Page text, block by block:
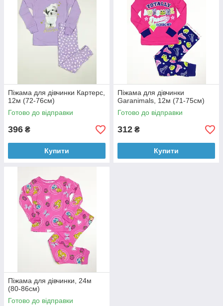
Піжама для дівчинки Картерс,
12м (72-76см)
Готово до відправки
396 ₴
Купити
Піжама для дівчинки
Garanimals, 12м (71-75см)
Готово до відправки
312 ₴
Купити
Піжама для дівчинки, 24м
(80-86см)
Готово до відправки